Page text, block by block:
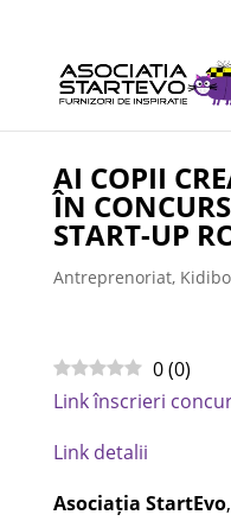
AI COPII
ÎN
START-UP
Antreprenoriat,
0 (0)
Link înscrieri
Link detalii
Asociația StartEvo